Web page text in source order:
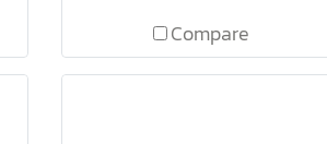
Compare